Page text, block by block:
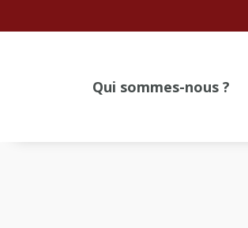
Qui sommes-nous ?